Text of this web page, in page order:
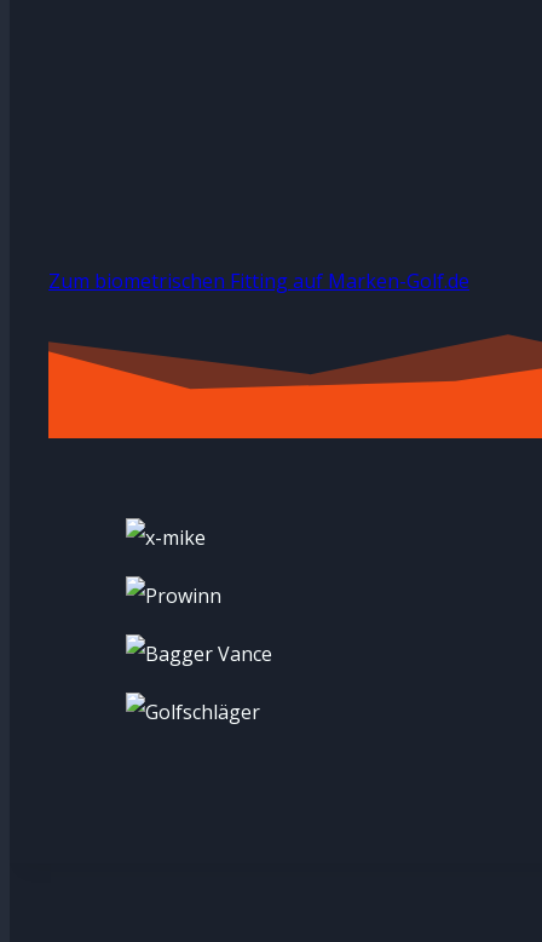
Zum biometrischen Fitting auf Marken-Golf.de